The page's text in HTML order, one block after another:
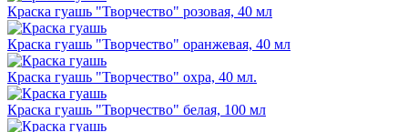
Краска гуашь "Творчество" розовая, 40 мл
Краска гуашь "Творчество" оранжевая, 40 мл
Краска гуашь "Творчество" охра, 40 мл.
Краска гуашь "Творчество" белая, 100 мл